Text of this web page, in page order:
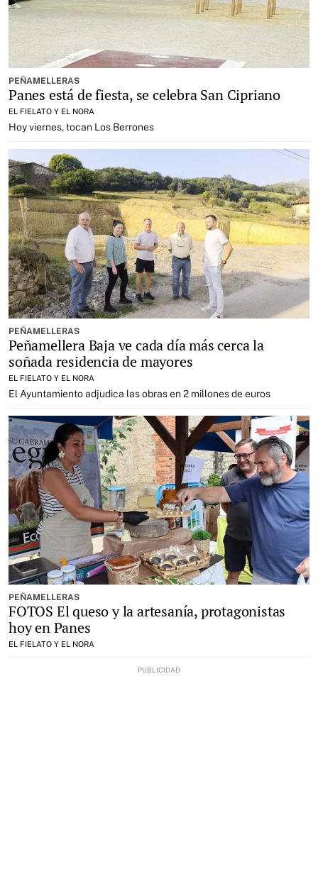
PEÑAMELLERAS
Panes está de fiesta, se celebra San Cipriano
EL FIELATO Y EL NORA
Hoy viernes, tocan Los Berrones
PEÑAMELLERAS
Peñamellera Baja ve cada día más cerca la
soñada residencia de mayores
EL FIELATO Y EL NORA
El Ayuntamiento adjudica las obras en 2 millones de euros
PEÑAMELLERAS
FOTOS El queso y la artesanía, protagonistas
hoy en Panes
EL FIELATO Y EL NORA